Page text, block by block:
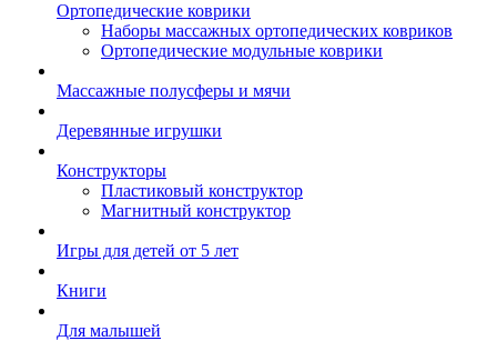
Ортопедические коврики
Наборы массажных ортопедических ковриков
Ортопедические модульные коврики
Массажные полусферы и мячи
Деревянные игрушки
Конструкторы
Пластиковый конструктор
Магнитный конструктор
Игры для детей от 5 лет
Книги
Для малышей